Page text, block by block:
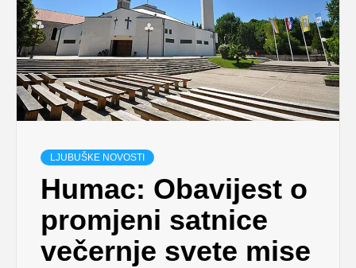
LJUBUŠKE NOVOSTI
Humac: Obavijest o
promjeni satnice
večernje svete mise